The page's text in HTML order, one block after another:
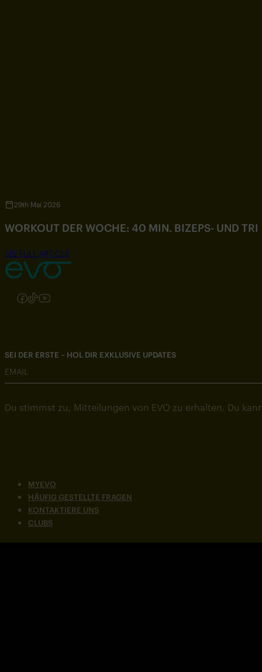
29th Mai 2026
WORKOUT DER WOCHE: 40 MIN. BIZEPS- UND
SEE FULL ARTICLE
Folgen Sie uns auf Instagram
Folgen Sie uns auf Facebook
Folgen Sie uns auf TikTok
Folgen Sie uns auf YouTube
MYEVO
HÄUFIG GESTELLTE FRAGEN
KONTAKTIERE UNS
CLUBS
SEI DER ERSTE – HOL DIR EXKLUSIVE UPDATES
EMAIL
Du stimmst zu, Mitteilungen von EVO zu erhalten. Du